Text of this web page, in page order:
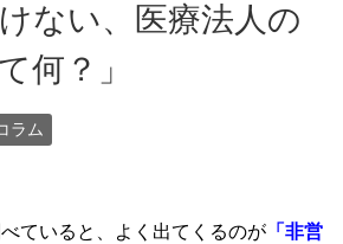
ない、医療法人の
何？」
ラム
ていると、よく出てくるのが 「非営